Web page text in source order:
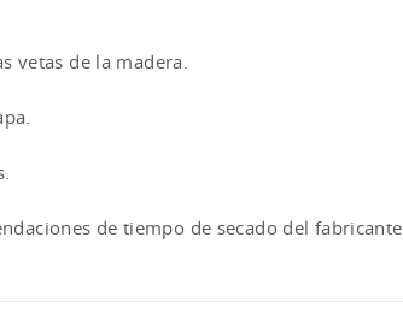
vetas de la madera.
de tiempo de secado del fabricante.